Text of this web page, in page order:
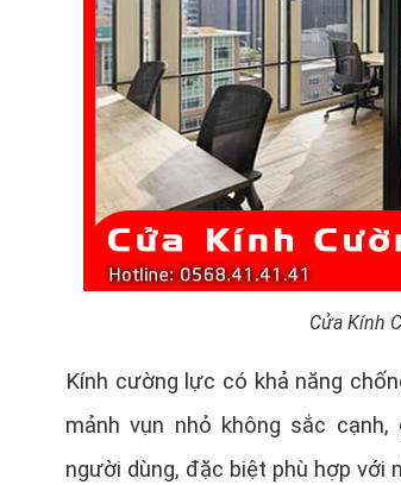
Cửa Kính
Kính cường lực có khả năng
mảnh vụn nhỏ không sắc
người dùng, đặc biệt phù hợp với